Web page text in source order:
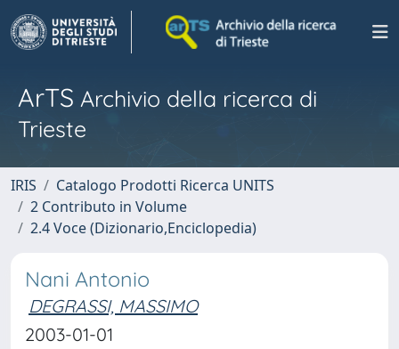
ArTS Archivio della ricerca di
Trieste
IRIS
Catalogo Prodotti Ricerca UNITS
2 Contributo in Volume
2.4 Voce (Dizionario,Enciclopedia)
Nani Antonio
DEGRASSI, MASSIMO
2003-01-01